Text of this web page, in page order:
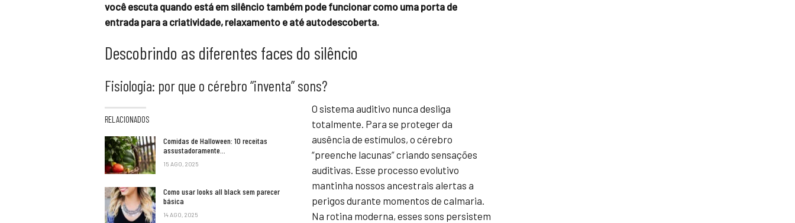
você escuta quando está em silêncio também pode funcionar como uma porta de
entrada para a criatividade, relaxamento e até autodescoberta.
Descobrindo as diferentes faces do silêncio
Fisiologia: por que o cérebro “inventa” sons?
RELACIONADOS
Comidas de Halloween: 10 receitas
assustadoramente…
15 AGO, 2025
Como usar looks all black sem parecer
básica
14 AGO, 2025
O sistema auditivo nunca desliga
totalmente. Para se proteger da
ausência de estímulos, o cérebro
“preenche lacunas” criando sensações
auditivas. Esse processo evolutivo
mantinha nossos ancestrais alertas a
perigos durante momentos de calmaria.
Na rotina moderna, esses sons persistem